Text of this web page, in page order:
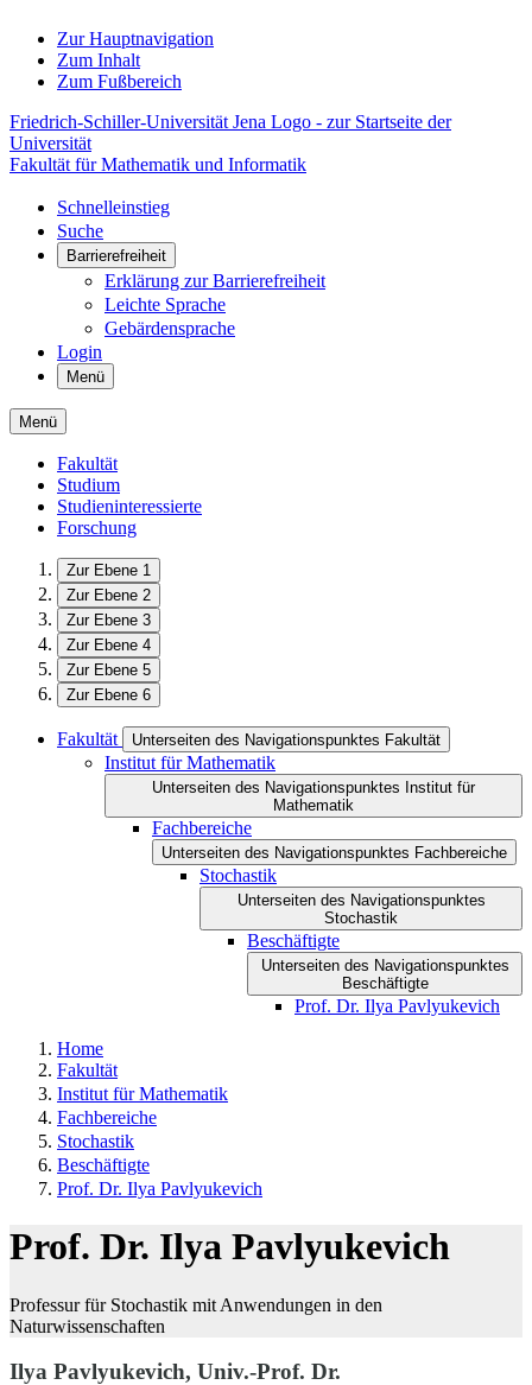
Zur Hauptnavigation
Zum Inhalt
Zum Fußbereich
Friedrich-Schiller-Universität Jena Logo - zur Startseite der
Universität
Fakultät für Mathematik und Informatik
Schnelleinstieg
Suche
Barrierefreiheit
Erklärung zur Barrierefreiheit
Leichte Sprache
Gebärdensprache
Login
Menü
Menü
Fakultät
Studium
Studieninteressierte
Forschung
Zur Ebene 1
Zur Ebene 2
Zur Ebene 3
Zur Ebene 4
Zur Ebene 5
Zur Ebene 6
Fakultät Unterseiten des Navigationspunktes Fakultät
Institut für Mathematik
Unterseiten des Navigationspunktes Institut für
Mathematik
Fachbereiche
Unterseiten des Navigationspunktes Fachbereiche
Stochastik
Unterseiten des Navigationspunktes
Stochastik
Beschäftigte
Unterseiten des Navigationspunktes
Beschäftigte
Prof. Dr. Ilya Pavlyukevich
Home
Fakultät
Institut für Mathematik
Fachbereiche
Stochastik
Beschäftigte
Prof. Dr. Ilya Pavlyukevich
Prof. Dr. Ilya Pavlyukevich
Professur für Stochastik mit Anwendungen in den
Naturwissenschaften
Ilya Pavlyukevich, Univ.-Prof. Dr.